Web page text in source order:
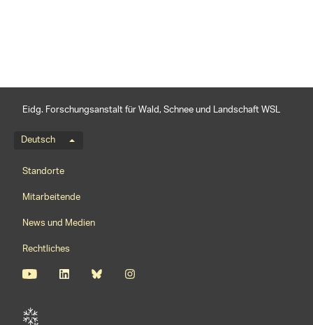
Eidg. Forschungsanstalt für Wald, Schnee und Landschaft WSL
Sprachmenü
Deutsch
Footernavigation
Standorte
Mitarbeitende
News und Medien
Rechtliches